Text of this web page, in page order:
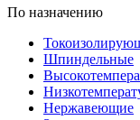
По назначению
Шпиндельные
Нержавеющие